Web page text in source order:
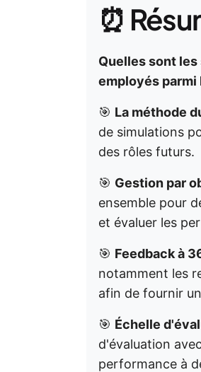
⏰
Quelles sont
employés
🎯 La méthode
de simulations
des rôles futurs.
🎯 Gestion par
ensemble pour
et évaluer les
🎯 Feedback à
notamment les
afin de fournir
🎯 Échelle
d'évaluation
performance à